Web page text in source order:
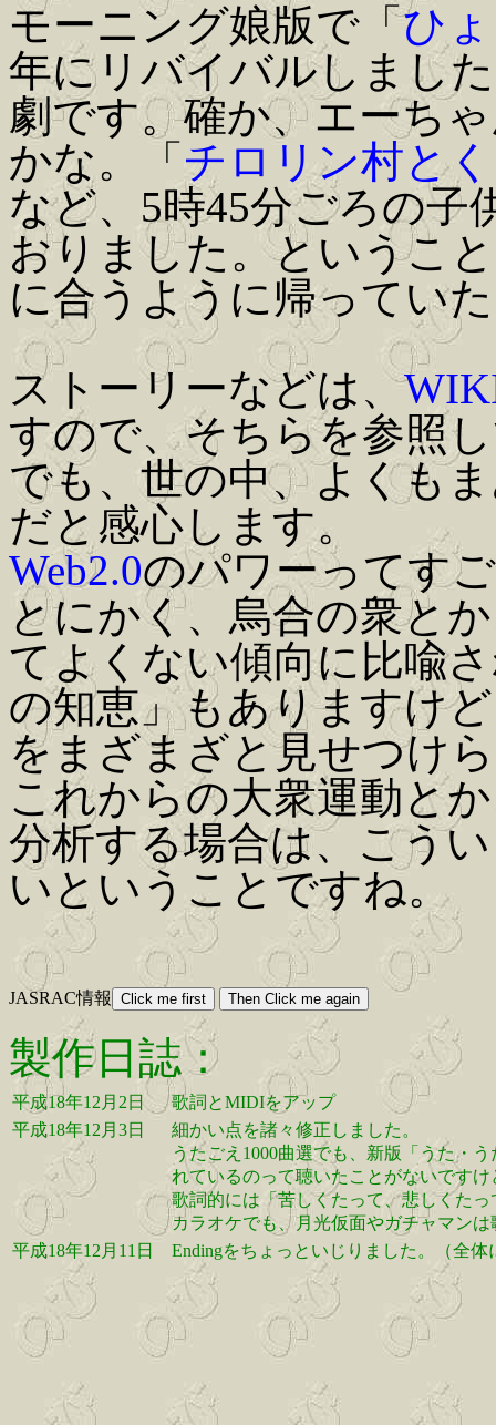
モーニング娘版で「ひ
年にリバイバルしまし
劇です。確か、エーち
かな。「 チロリン村と
など、5時45分ごろの子
おりました。というこ
に合うように帰ってい
ストーリーなどは、
すので、そちらを参照
でも、世の中、よくも
だと感心します。
Web2.0のパワーってす
とにかく、烏合の衆と
てよくない傾向に比喩
の知恵」もありますけ
をまざまざと見せつけ
これからの大衆運動と
分析する場合は、こう
いということですね。
JASRAC情報
製作日誌：
平成18年12月2日
歌詞とMIDIをアップ
平成18年12月3日
細かい点を諸々修正しました。
うたごえ1000曲選でも、新版「うた・
れているのって聴いたことがないです
歌詞的には「苦しくたって、悲しくた
カラオケでも、月光仮面やガチャマン
平成18年12月11日
Endingをちょっといじりました。（全体